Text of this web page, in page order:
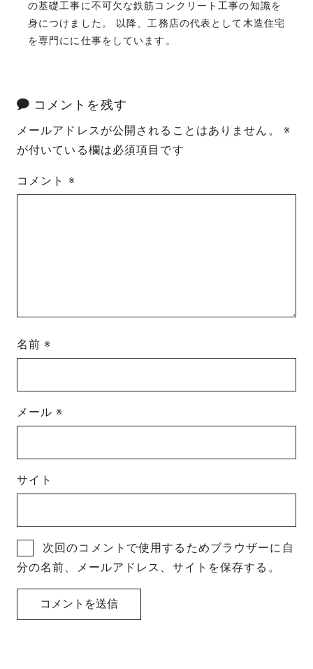
の基礎工事に不可欠な鉄筋コンクリート工事の知識を
身につけました。 以降、工務店の代表として木造住宅
を専門にに仕事をしています。
コメントを残す
メールアドレスが公開されることはありません。
※
が付いている欄は必須項目です
コメント ※
名前※
メール※
サイト
次回のコメントで使用するためブラウザーに自
分の名前、メールアドレス、サイトを保存する。